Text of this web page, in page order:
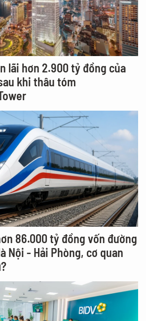
lãi hơn 2.900 tỷ đồng của
khi thâu tóm
86.000 tỷ đồng vốn đường
Nội - Hải Phòng, cơ quan